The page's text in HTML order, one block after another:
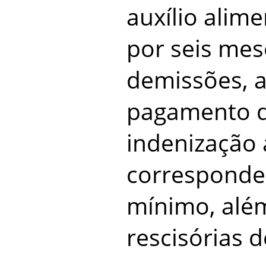
auxílio
por seis
demissões,
pagamento
mínimo,
rescisórias